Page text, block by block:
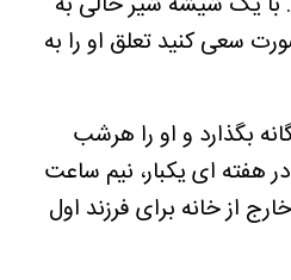
سعی کنید تعلق او را به
بگذارد و او را هرشب
هفته ای یکبار، نیم ساعت
از خانه برای فرزند اول